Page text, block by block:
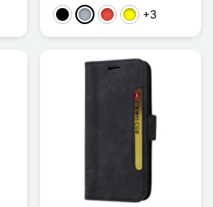
Negro
Gris RojoAmarillo
+3